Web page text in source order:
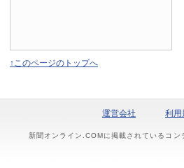
↑このページのトップへ
運営会社 利用
新聞オンライン.COMに掲載されているコ